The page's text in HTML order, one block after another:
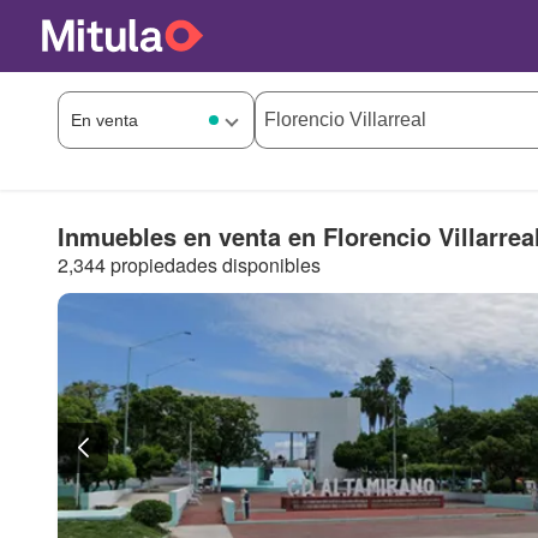
Inmuebles en venta en Florencio
2,344 propiedades disponibles